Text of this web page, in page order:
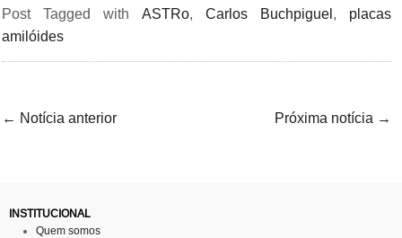
Post Tagged with ASTRo, Carlos Buchpiguel , placas
amilóides
← Notícia anterior Próxima notícia →
INSTITUCIONAL
Quem somos